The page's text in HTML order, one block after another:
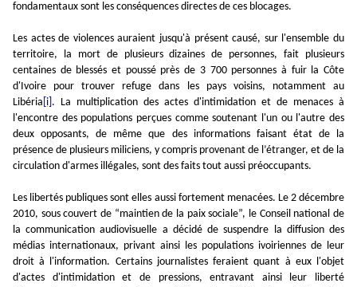
fondamentaux sont les conséquences directes de ces blocages.
Les actes de violences auraient jusqu'à présent causé, sur l'ensemble du
territoire, la mort de plusieurs dizaines de personnes, fait plusieurs
centaines de blessés et poussé près de 3 700 personnes à fuir la Côte
d'Ivoire pour trouver refuge dans les pays voisins, notamment au
Libéria [i] . La multiplication des actes d'intimidation et de menaces à
l'encontre des populations perçues comme soutenant l'un ou l'autre des
deux opposants, de même que des informations faisant état de la
présence de plusieurs miliciens, y compris provenant de l’étranger, et de la
circulation d'armes illégales, sont des faits tout aussi préoccupants.
Les libertés publiques sont elles aussi fortement menacées. Le 2 décembre
2010, sous couvert de “maintien de la paix sociale”, le Conseil national de
la communication audiovisuelle a décidé de suspendre la diffusion des
médias internationaux, privant ainsi les populations ivoiriennes de leur
droit à l'information. Certains journalistes feraient quant à eux l'objet
d'actes d'intimidation et de pressions, entravant ainsi leur liberté